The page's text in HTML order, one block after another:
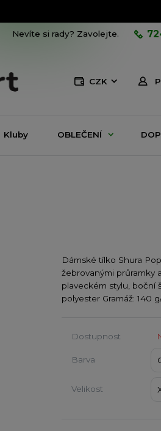
CZK
Nevíte si rady? Zavolejte.
Kluby OBLEČENÍ
Dámské tílko Shura
žebrovanými průramky
plaveckém stylu, boční
polyester Gramáž: 140
Dostupnost
Barva
Velikost